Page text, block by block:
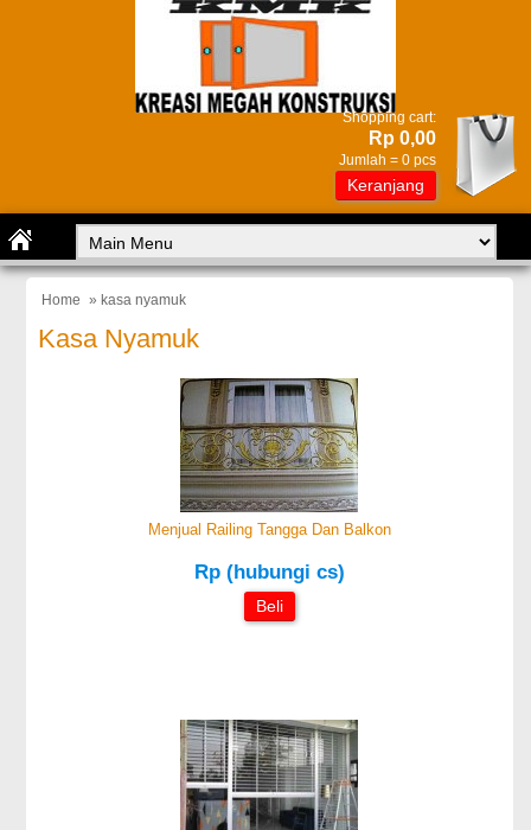
Shopping cart:
Rp 0,00
Jumlah = 0 pcs
Keranjang
Home » kasa nyamuk
Kasa Nyamuk
Menjual Railing Tangga Dan Balkon
Rp (hubungi cs)
Beli